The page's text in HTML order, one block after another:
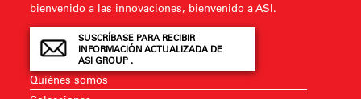
bienvenido a las innovaciones, bienvenido a ASI.
SUSCRÍBASE PARA RECIBIR
INFORMACIÓN ACTUALIZADA DE
ASI GROUP .
Quiénes somos